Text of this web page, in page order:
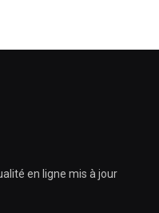
en ligne mis à jour